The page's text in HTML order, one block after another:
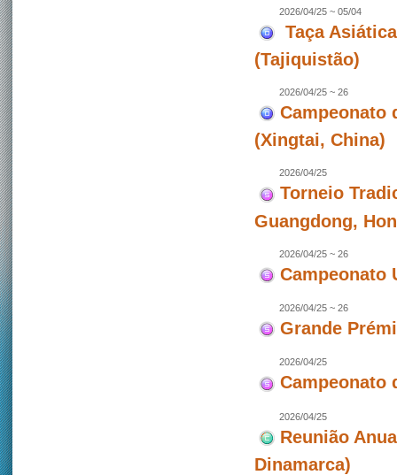
2026/04/25 ~ 05/04
Taça
(Tajiquistão)
2026/04/25 ~ 26
Campeonato
(Xingtai, China)
2026/04/25
Torneio
Guangdong,
2026/04/25 ~ 26
Campeonato
2026/04/25 ~ 26
Grande
2026/04/25
Campeonato
2026/04/25
Reunião
Dinamarca)